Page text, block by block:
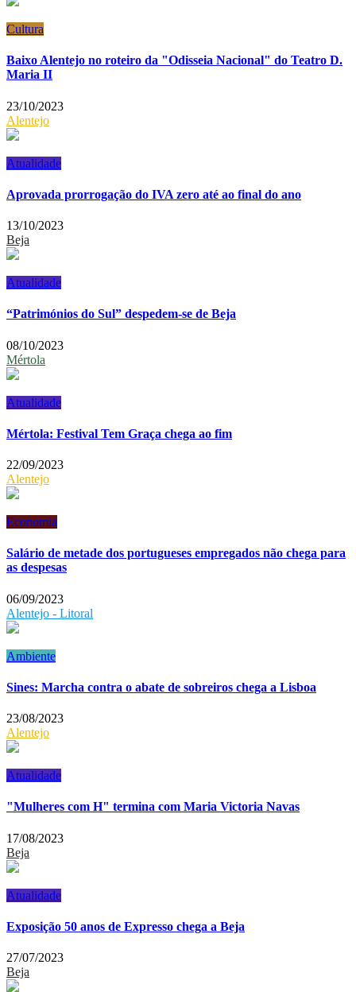
Cultura
Baixo Alentejo no roteiro da "Odisseia Nacional" do Teatro D.
Maria II
23/10/2023
Alentejo
Atualidade
Aprovada prorrogação do IVA zero até ao final do ano
13/10/2023
Beja
Atualidade
“Patrimónios do Sul” despedem-se de Beja
08/10/2023
Mértola
Atualidade
Mértola: Festival Tem Graça chega ao fim
22/09/2023
Alentejo
Economia
Salário de metade dos portugueses empregados não chega para
as despesas
06/09/2023
Alentejo - Litoral
Ambiente
Sines: Marcha contra o abate de sobreiros chega a Lisboa
23/08/2023
Alentejo
Atualidade
"Mulheres com H" termina com Maria Victoria Navas
17/08/2023
Beja
Atualidade
Exposição 50 anos de Expresso chega a Beja
27/07/2023
Beja